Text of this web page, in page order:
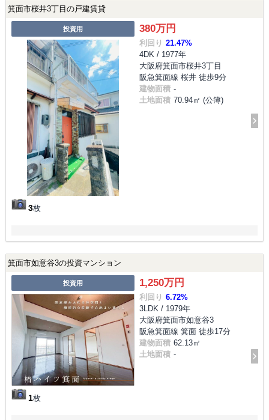
箕面市桜井3丁目の戸建賃貸
投資用
3枚
380万円
利回り 21.47%
4DK / 1977年
大阪府箕面市桜井3丁目
阪急箕面線 桜井 徒歩9分
建物面積 -
土地面積 70.94㎡ (公簿)
箕面市如意谷3の投資マンション
投資用
1枚
1,250万円
利回り 6.72%
3LDK / 1979年
大阪府箕面市如意谷3
阪急箕面線 箕面 徒歩17分
建物面積 62.13㎡
土地面積 -